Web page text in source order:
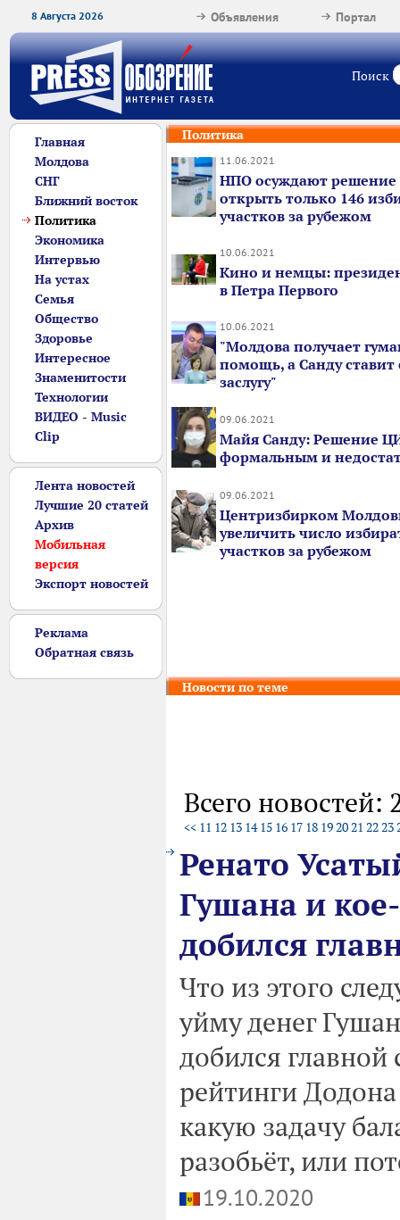
8 Августа 2026 Портал
Объявления
Поиск
Главная
Молдова
СНГ
Ближний восток
Политика
Экономика
Интервью
На устах
Семья
Общество
Здоровье
Интересное
Знаменитости
Технологии
ВИДЕО - Music
Clip
Лента новостей
Лучшие 20 статей
Архив
Мобильная
версия
Экспорт новостей
Реклама
Обратная связь
Политика
11.06.2021
НПО осуждают
открыть только 146
участков за рубежом
10.06.2021
Кино и немцы:
в Петра Первого
10.06.2021
"Молдова получает
помощь, а Санду ставит
заслугу"
09.06.2021
Майя Санду: Решение
формальным и
09.06.2021
Центризбирком
увеличить число
участков за рубежом
Новости по теме
Всего новостей:
<< 11 12 13 14 15 16 17 18 192021 2223
Ренато
Гушана и
добился
Что из этого
уйму денег
добился главной
рейтинги
какую задачу
разобьёт, или
19.10.2020